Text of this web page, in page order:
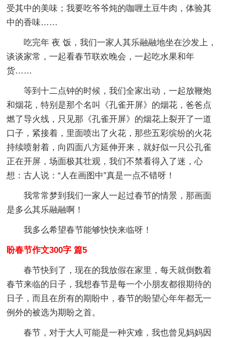
受其中的美味；我要吃爷爷炖的咖喱土豆牛肉，体验其
中的香味……
吃完年 夜 饭，我们一家人其乐融融地坐在沙发上，
谈谈家常，一起看春节联欢晚会，一起吃水果和年
货……
等到十二点钟的时候，我们全家出动，一起放鞭炮
和烟花，特别是那个名叫《孔雀开屏》的烟花，爸爸点
燃了导火线，只见那《孔雀开屏》的烟花上裂开了一道
口子，紧接着，里面喷出了火花，那些五彩缤纷的火花
持续喷射着，向四面八方延伸开来，就好似一只公孔雀
正在开屏，场面极其壮观，我们不禁看得入了迷，心
想：古人说：“人在画图中”真是一点不错呀！
我常常梦到我们一家人一起过春节的情景，那画面
是多么其乐融融啊！
我多么希望春节能够快快来临呀！
盼春节作文300字 篇5
春节快到了，现在的我放假在家里，每天就倒数着
春节来临的日子，我想春节是每一个小朋友都很期待的
日子，而且在所有的期盼中，春节的盼望心年年都无一
例外的被选为期盼之首。
春节，对于大人可能是一种灾难，我也曾见妈妈因